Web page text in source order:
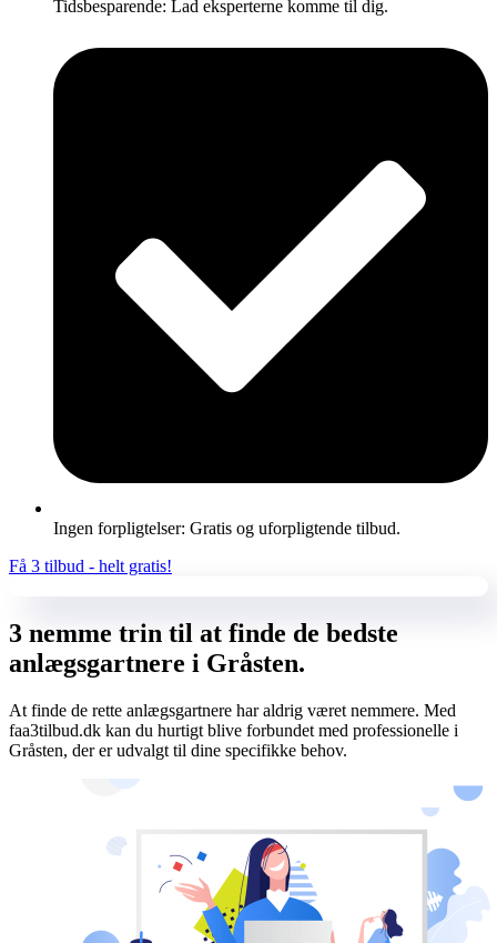
Tidsbesparende: Lad eksperterne komme til dig.
Ingen forpligtelser: Gratis og uforpligtende tilbud.
Få 3 tilbud - helt gratis!
3 nemme trin til at finde de bedste
anlægsgartnere i Gråsten.
At finde de rette anlægsgartnere har aldrig været nemmere. Med
faa3tilbud.dk kan du hurtigt blive forbundet med professionelle i
Gråsten, der er udvalgt til dine specifikke behov.